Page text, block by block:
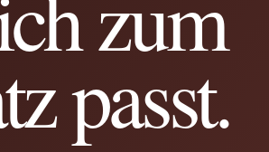
passt.